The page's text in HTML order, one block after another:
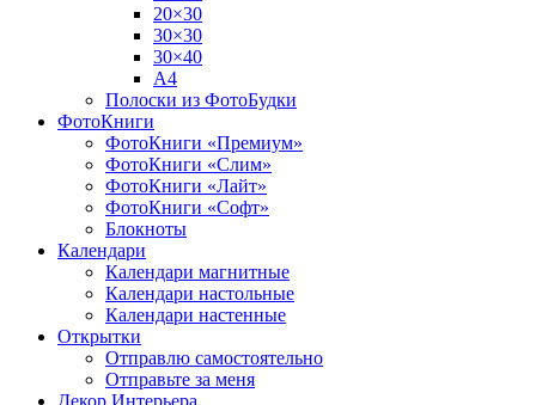
20×30
30×30
30×40
A4
Полоски из ФотоБудки
ФотоКниги
ФотоКниги «Премиум»
ФотоКниги «Слим»
ФотоКниги «Лайт»
ФотоКниги «Софт»
Блокноты
Календари
Календари магнитные
Календари настольные
Календари настенные
Открытки
Отправлю самостоятельно
Отправьте за меня
Декор Интерьера